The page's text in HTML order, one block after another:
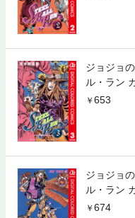
ジョジョ
ル・ラン
653
ジョジョ
ル・ラン
674